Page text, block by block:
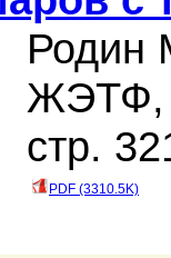
ЖЭТФ,
стр.
PDF (3310.5K)